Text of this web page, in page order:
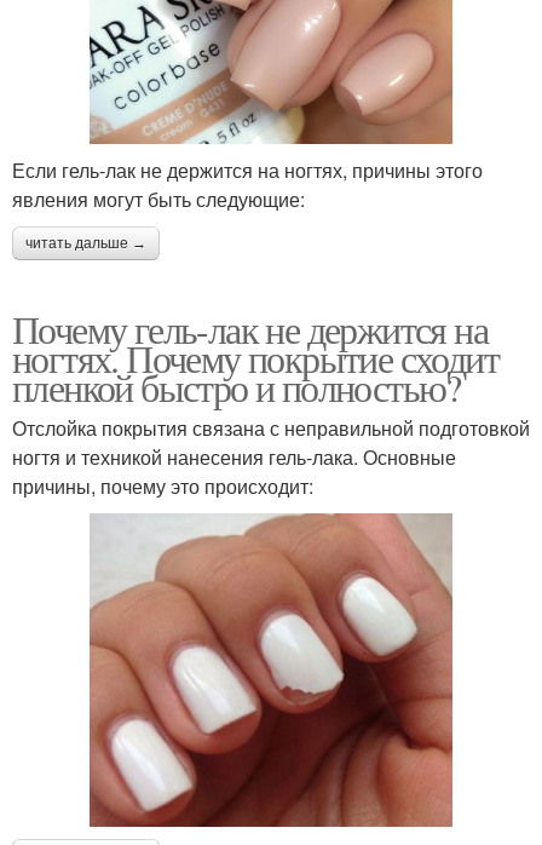
Если гель-лак не держится на ногтях, причины этого
явления могут быть следующие:
читать дальше →
Почему гель-лак не держится на
ногтях. Почему покрытие сходит
пленкой быстро и полностью?
Отслойка покрытия связана с неправильной подготовкой
ногтя и техникой нанесения гель-лака. Основные
причины, почему это происходит: